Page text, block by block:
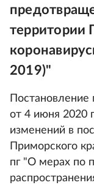
территории
2019)"
Постановление
от 4 июня 2020
изменений в
Приморского
пг "О мерах по